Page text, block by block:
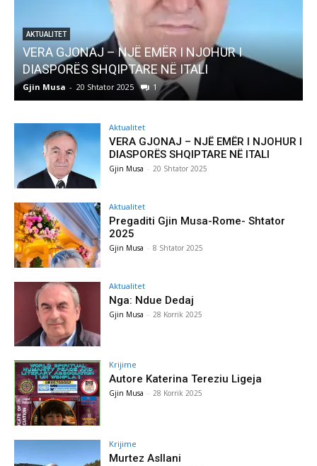
AKTUALITET
Pregaditi Gjin Musa-Rome- Shtator 2025
Gjin Musa - 8 Shtator 2025 0
Aktualitet
VERA GJONAJ – NJË EMËR I NJOHUR I
DIASPORËS SHQIPTARE NË ITALI
Gjin Musa - 20 Shtator 2025
Aktualitet
Pregaditi Gjin Musa-Rome- Shtator
2025
Gjin Musa - 8 Shtator 2025
Aktualitet
Nga: Ndue Dedaj
Gjin Musa - 28 Korrik 2025
Krijime
Autore Katerina Tereziu Ligeja
Gjin Musa - 28 Korrik 2025
Krijime
Murtez Asllani